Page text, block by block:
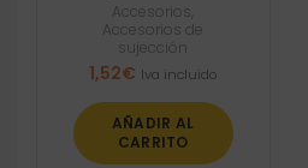
Accesorios
Accesorios de
sujección
1,52€ Iva incluido
AÑADIR AL
CARRITO